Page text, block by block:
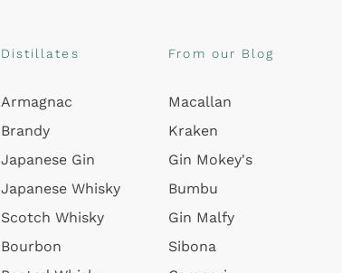
Distillates
Armagnac
Brandy
Japanese Gin
Japanese Whisky
Scotch Whisky
Bourbon
From our Blog
Macallan
Kraken
Gin Mokey's
Bumbu
Gin Malfy
Sibona